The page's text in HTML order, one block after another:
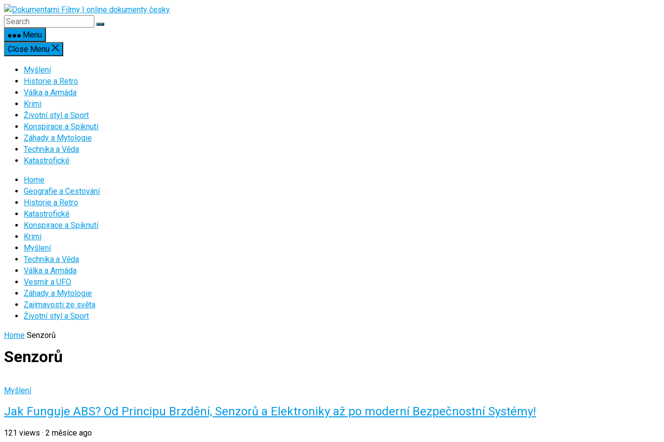
Skip
to
contentMenu
Close Menu
Myšlení
Historie a Retro
Válka a Armáda
Krimi
Životní styl a Sport
Konspirace a Spiknutí
Záhady a Mytologie
Technika a Věda
Katastrofické
Home
Geografie a Cestování
Historie a Retro
Katastrofické
Konspirace a Spiknutí
Krimi
Myšlení
Technika a Věda
Válka a Armáda
Vesmír a UFO
Záhady a Mytologie
Zajímavosti ze světa
Životní styl a Sport
Home Senzorů
Senzorů
Myšlení
Jak Funguje ABS? Od Principu Brzdění, Senzorů a Elektroniky až po moderní Bezpečnostní Systémy!
121 views · 2 měsíce ago